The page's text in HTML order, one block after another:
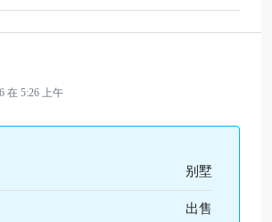
在 5:26 上午
别墅
出售